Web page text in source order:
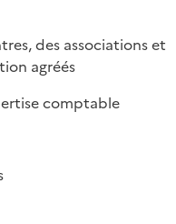
des associations et
agréés
comptable